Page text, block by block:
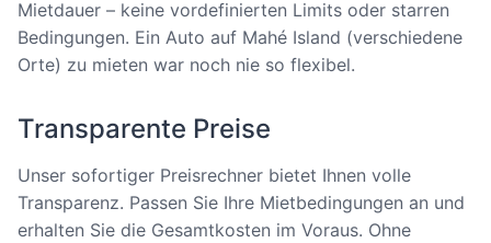
Mietdauer – keine vordefinierten Limits oder starren
Bedingungen. Ein Auto auf Mahé Island (verschiedene
Orte) zu mieten war noch nie so flexibel.
Transparente Preise
Unser sofortiger Preisrechner bietet Ihnen volle
Transparenz. Passen Sie Ihre Mietbedingungen an und
erhalten Sie die Gesamtkosten im Voraus. Ohne